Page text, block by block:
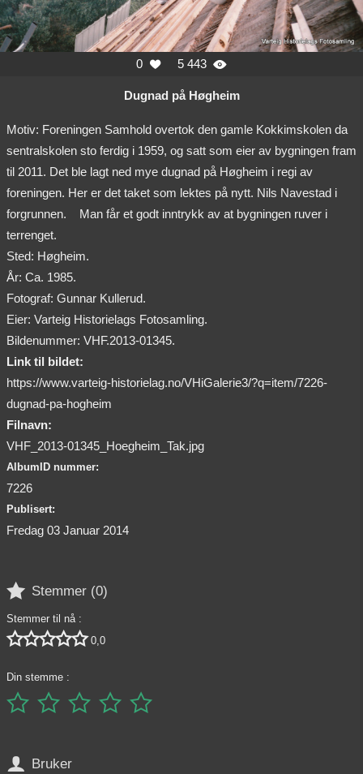
0  5 443 
Dugnad på Høgheim
Motiv: Foreningen Samhold overtok den gamle Kokkimskolen da
sentralskolen sto ferdig i 1959, og satt som eier av bygningen fram
til 2011. Det ble lagt ned mye dugnad på Høgheim i regi av
foreningen. Her er det taket som lektes på nytt. Nils Navestad i
forgrunnen.
Man får et godt inntrykk av at bygningen ruver i
terrenget.
Sted: Høgheim.
År: Ca. 1985.
Fotograf: Gunnar Kullerud.
Eier: Varteig Historielags Fotosamling.
Bildenummer: VHF.2013-01345.
Link til bildet:
https://www.varteig-historielag.no/VHiGalerie3/?q=item/7226-
dugnad-pa-hogheim
Filnavn:
VHF_2013-01345_Hoegheim_Tak.jpg
AlbumID nummer:
7226
Publisert:
Fredag 03 Januar 2014
 Stemmer (0)
Stemmer til nå :
 0,0
Din stemme :
    
 Bruker